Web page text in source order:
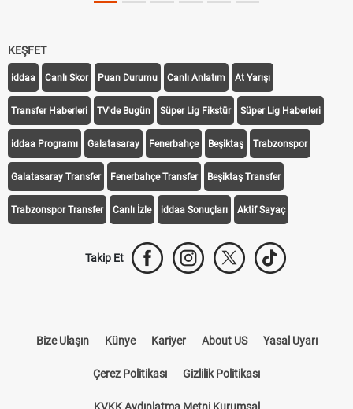
KEŞFET
iddaa Canlı Skor Puan Durumu Canlı Anlatım At Yarışı
Transfer Haberleri TV'de Bugün Süper Lig Fikstür Süper Lig Haberleri
iddaa Programı Galatasaray Fenerbahçe Beşiktaş Trabzonspor
Galatasaray Transfer Fenerbahçe Transfer Beşiktaş Transfer
Trabzonspor Transfer Canlı İzle iddaa Sonuçları Aktif Sayaç
Takip Et
Bize Ulaşın Künye Kariyer About US Yasal Uyarı
Çerez Politikası Gizlilik Politikası